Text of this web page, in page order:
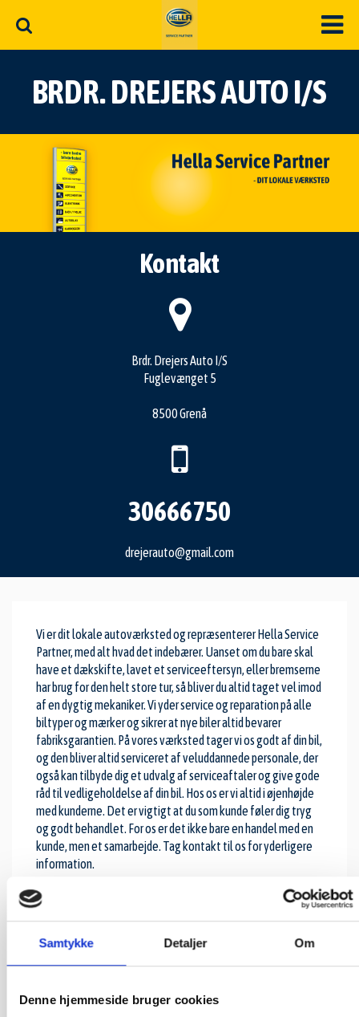
Samtykke Detaljer Om
Denne hjemmeside bruger cookies
BRDR. DREJERS AUTO I/S
Kontakt
Brdr. Drejers Auto I/S
Fuglevænget 5
8500 Grenå
30666750
drejerauto@gmail.com
Vi er dit lokale autoværksted og repræsenterer Hella Service
Partner, med alt hvad det indebærer. Uanset om du bare skal
have et dækskifte, lavet et serviceeftersyn, eller bremserne
har brug for den helt store tur, så bliver du altid taget vel imod
af en dygtig mekaniker. Vi yder service og reparation på alle
biltyper og mærker og sikrer at nye biler altid bevarer
fabriksgarantien. På vores værksted tager vi os godt af din bil,
og den bliver altid serviceret af veluddannede personale, der
også kan tilbyde dig et udvalg af serviceaftaler og give gode
råd til vedligeholdelse af din bil. Hos os er vi altid i øjenhøjde
med kunderne. Det er vigtigt at du som kunde føler dig tryg
og godt behandlet. For os er det ikke bare en handel med en
kunde, men et samarbejde. Tag kontakt til os for yderligere
information.